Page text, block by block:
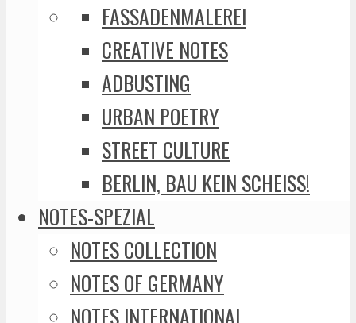
FASSADENMALEREI
CREATIVE NOTES
ADBUSTING
URBAN POETRY
STREET CULTURE
BERLIN, BAU KEIN SCHEISS!
NOTES-SPEZIAL
NOTES COLLECTION
NOTES OF GERMANY
NOTES INTERNATIONAL